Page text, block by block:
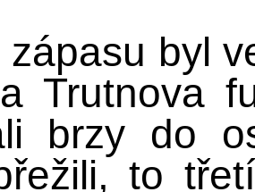
zápasu byl
Trutnova
brzy do
to